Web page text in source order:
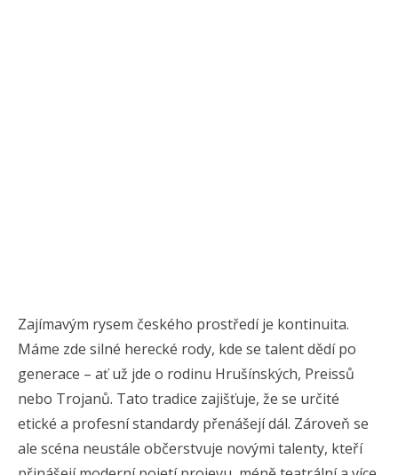
Zajímavým rysem českého prostředí je kontinuita.
Máme zde silné herecké rody, kde se talent dědí po
generace – ať už jde o rodinu Hrušínských, Preissů
nebo Trojanů. Tato tradice zajišťuje, že se určité
etické a profesní standardy přenášejí dál. Zároveň se
ale scéna neustále občerstvuje novými talenty, kteří